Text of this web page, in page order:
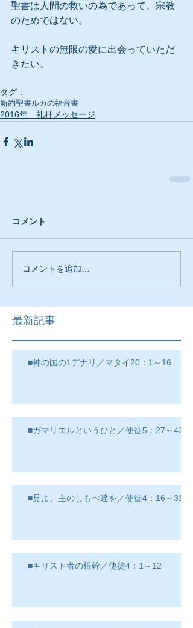
聖書は人間の救いの為であって、宗教
のためではない。
キリストの無限の愛に出会っていただ
きたい。
タグ：
新約聖書ルカの福音書
2016年 礼拝メッセージ
コメント
コメントを追加…
最新記事
■神の国の1デナリ／マタイ20：1～16
■ガマリエルというひと／使徒5：27～42
■見よ、主のしもべ達を／使徒4：16～31
■キリスト者の根幹／使徒4：1～12